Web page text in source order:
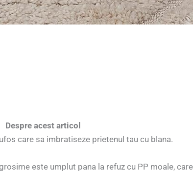
Despre acest articol
care sa imbratiseze prietenul tau cu blana.
este umplut pana la refuz cu PP moale,